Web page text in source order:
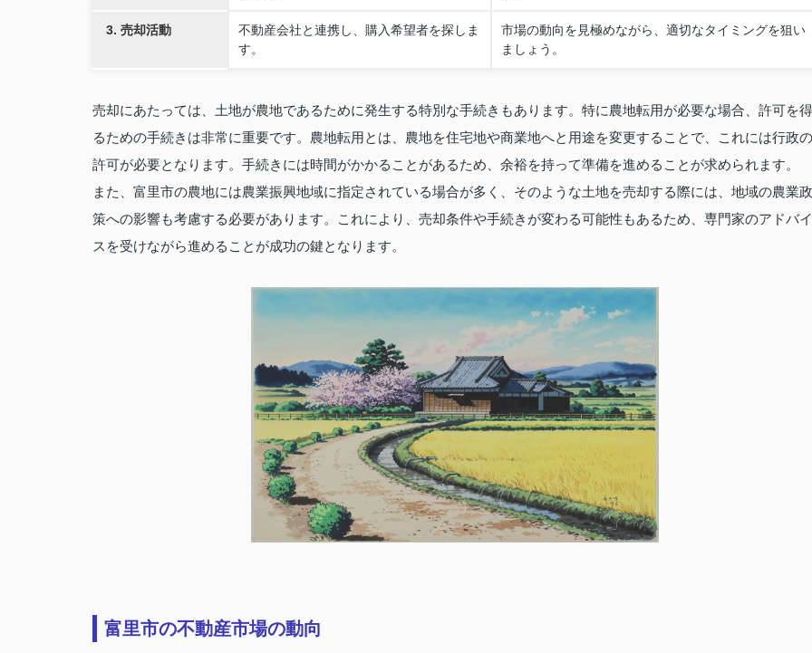
3. 売却活動
不動産会社と連携し、購入希望者を探しま
す。
市場の動向を見極めながら、適切なタイミングを狙い
ましょう。
売却にあたっては、土地が農地であるために発生する特別な手続きもあります。特に農地転用が必要な場合、許可を得
るための手続きは非常に重要です。農地転用とは、農地を住宅地や商業地へと用途を変更することで、これには行政の
許可が必要となります。手続きには時間がかかることがあるため、余裕を持って準備を進めることが求められます。
また、富里市の農地には農業振興地域に指定されている場合が多く、そのような土地を売却する際には、地域の農業政
策への影響も考慮する必要があります。これにより、売却条件や手続きが変わる可能性もあるため、専門家のアドバイ
スを受けながら進めることが成功の鍵となります。
富里市の不動産市場の動向